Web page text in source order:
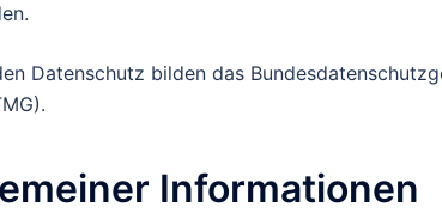
Datenschutz bilden das
Informationen